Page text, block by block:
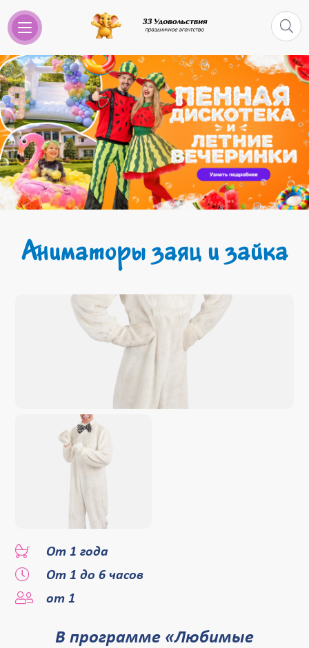
Аниматоры заяц и зайка
От 1 года
От 1 до 6 часов
от 1
В программе «Любимые